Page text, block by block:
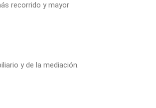
recorrido y mayor
y de la mediación.